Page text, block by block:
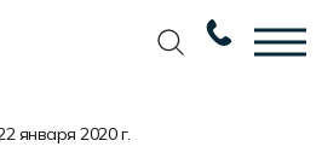
января 2020 г.